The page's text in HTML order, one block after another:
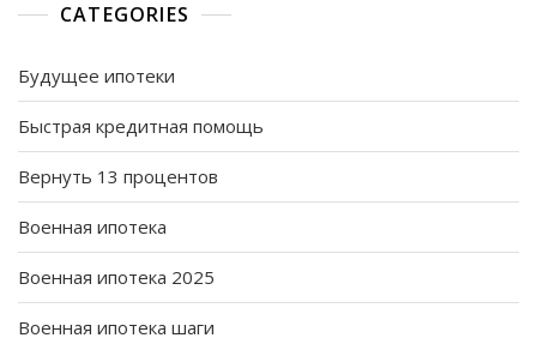
CATEGORIES
Будущее ипотеки
Быстрая кредитная помощь
Вернуть 13 процентов
Военная ипотека
Военная ипотека 2025
Военная ипотека шаги